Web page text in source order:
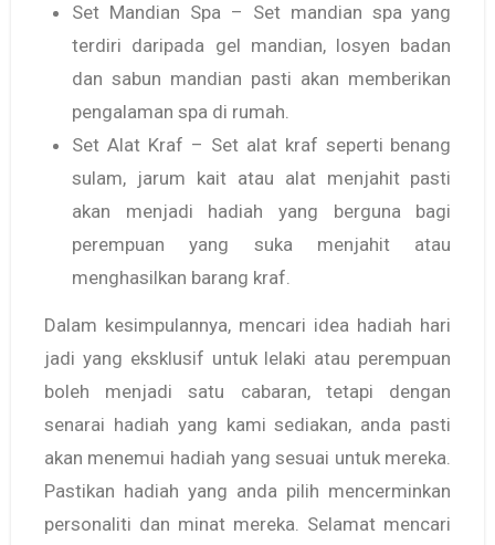
Set Mandian Spa – Set mandian spa yang
terdiri daripada gel mandian, losyen badan
dan sabun mandian pasti akan memberikan
pengalaman spa di rumah.
Set Alat Kraf – Set alat kraf seperti benang
sulam, jarum kait atau alat menjahit pasti
akan menjadi hadiah yang berguna bagi
perempuan yang suka menjahit atau
menghasilkan barang kraf.
Dalam kesimpulannya, mencari idea hadiah hari
jadi yang eksklusif untuk lelaki atau perempuan
boleh menjadi satu cabaran, tetapi dengan
senarai hadiah yang kami sediakan, anda pasti
akan menemui hadiah yang sesuai untuk mereka.
Pastikan hadiah yang anda pilih mencerminkan
personaliti dan minat mereka. Selamat mencari